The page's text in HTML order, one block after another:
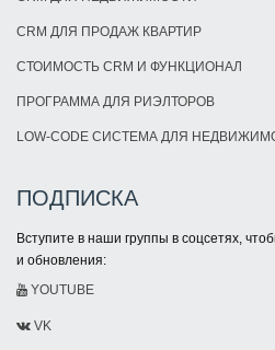
CRM ДЛЯ ПРОДАЖ КВАРТИР
СТОИМОСТЬ CRM И ФУНКЦИОНАЛ
ПРОГРАММА ДЛЯ РИЭЛТОРОВ
LOW-CODE СИСТЕМА ДЛЯ
ПОДПИСКА
Вступите в наши группы в соцсетях,
и обновления:
YOUTUBE
VK